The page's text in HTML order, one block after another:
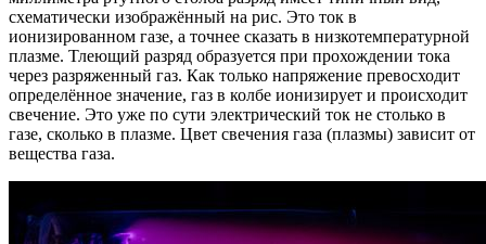
схематически изображённый на рис. Это ток в
ионизированном газе, а точнее сказать в низкотемпературной
плазме. Тлеющий разряд образуется при прохождении тока
через разряженный газ. Как только напряжение превосходит
определённое значение, газ в колбе ионизирует и происходит
свечение. Это уже по сути электрический ток не столько в
газе, сколько в плазме. Цвет свечения газа (плазмы) зависит от
вещества газа.